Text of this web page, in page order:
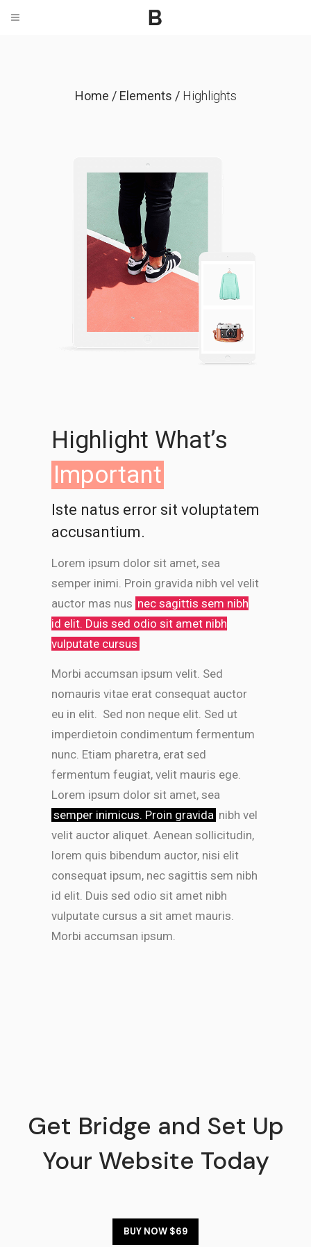
Home / Elements / Highlights
Highlight What’s
Important
Iste natus error sit voluptatem
accusantium.
Lorem ipsum dolor sit amet, sea
semper inimi. Proin gravida nibh vel velit
auctor mas nus nec sagittis sem nibh
id elit. Duis sed odio sit amet nibh
vulputate cursus
Morbi accumsan ipsum velit. Sed
nomauris vitae erat consequat auctor
eu in elit. Sed non neque elit. Sed ut
imperdietoin condimentum fermentum
nunc. Etiam pharetra, erat sed
fermentum feugiat, velit mauris ege.
Lorem ipsum dolor sit amet, sea
semper inimicus. Proin gravida nibh vel
velit auctor aliquet. Aenean sollicitudin,
lorem quis bibendum auctor, nisi elit
consequat ipsum, nec sagittis sem nibh
id elit. Duis sed odio sit amet nibh
vulputate cursus a sit amet mauris.
Morbi accumsan ipsum.
Get Bridge and Set Up
Your Website Today
BUY NOW $69